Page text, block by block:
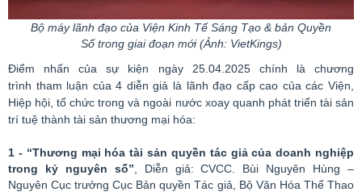
Bộ máy lãnh đạo của Viện Kinh Tế Sáng Tạo & bản Quyền
Số trong giai đoạn mới (Ảnh: VietKings)
Điểm nhấn của sự kiện ngày 25.04.2025 chính là chương
trình tham luận của 4 diễn giả là lãnh đạo cấp cao của các Viện,
Hiệp hội, tổ chức trong và ngoài nước xoay quanh phát triển tài sản
trí tuệ thành tài sản thương mại hóa:
1 - “Thương mại hóa tài sản quyền tác giả của doanh nghiệp
trong kỷ nguyên số” , Diễn giả: CVCC. Bùi Nguyên Hùng –
Nguyên Cục trưởng Cục Bản quyền Tác giả, Bộ Văn Hóa Thể Thao